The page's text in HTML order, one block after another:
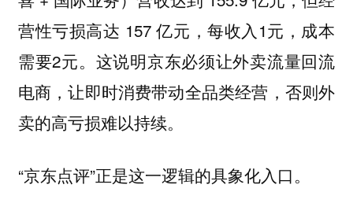
营性亏损高达 157 亿元，每收入1元，成本
需要2元。这说明京东必须让外卖流量回流
电商，让即时消费带动全品类经营，否则外
卖的高亏损难以持续。
“京东点评”正是这一逻辑的具象化入口。